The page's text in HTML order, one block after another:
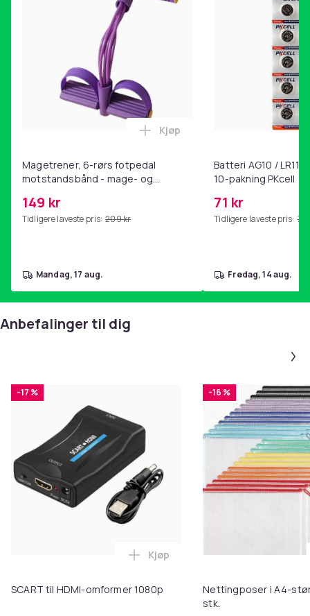
Magetrener, 6-rørs fotpedal
motstandsbånd - mage- og
hjemmegymnastikk Purple
149 kr
Tidligere laveste pris: 209 kr
Legg Magetrener, 6-rørs
Kjøp
mandag, 17 aug.
Batteri AG10 /
10-pakning PKcell
71 kr
Tidligere laveste pris: 76
fredag, 14 aug.
Anbefalinger til dig
-17 %
SCART til HDMI-omformer 1080p
Legg SCART til HDMI-omformer
Kjøp
-16 %
Nettingposer i A4-
stk.